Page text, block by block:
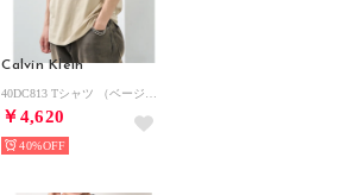
Calvin Klein
￥4,620
40%